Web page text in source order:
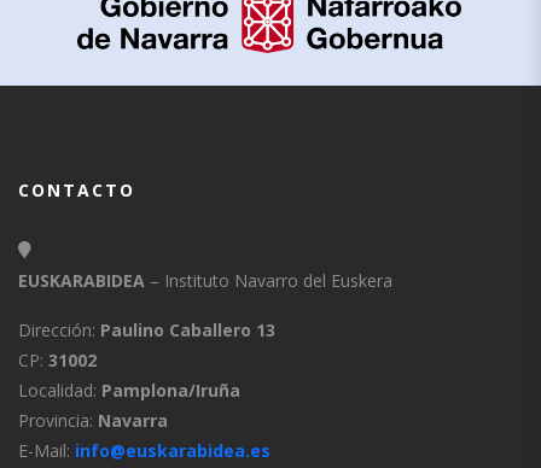
CONTACTO
EUSKARABIDEA – Instituto Navarro del Euskera
Dirección: Paulino Caballero 13
CP: 31002
Localidad: Pamplona/Iruña
Provincia: Navarra
E-Mail: info@euskarabidea.es